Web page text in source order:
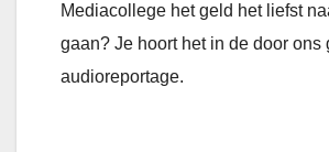
Mediacollege het geld het liefst
gaan? Je hoort het in de door ons
audioreportage.